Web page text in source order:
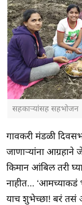
सहकार्‍यांसह सहभोजन
गावकरी मंडळी
जाणार्‍यांना आग्रहाने
किमान आंबिल तरी
नाहीत...
याच शुभेच्छा! बरं तसं